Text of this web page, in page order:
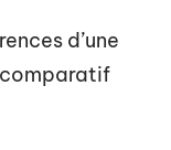
d’une
comparatif